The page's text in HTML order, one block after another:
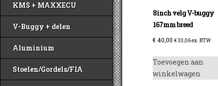
KMS + MAXXECU
V-Buggy + delen
Aluminium
Stoelen/Gordels/FIA
8inch velg V-buggy
167mm breed
€40,00 €33,06ex. BTW
Toevoegen aan
winkelwagen